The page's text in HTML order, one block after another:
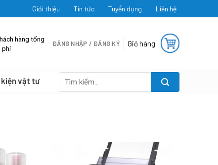
Giới thiệu Tin tức Tuyển dụng Liên hệ
hàng tổng
phí
ĐĂNG NHẬP / ĐĂNG KÝ Giỏ hàng
kiện vật tư Tìm